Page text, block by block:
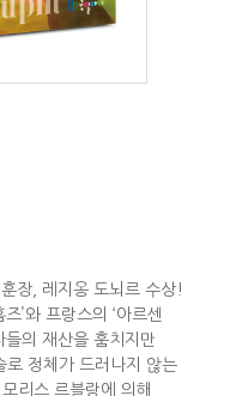
장, 레지옹 도뇌르 수상!
’와 프랑스의 ‘아르센
들의 재산을 훔치지만
로 정체가 드러나지 않는
리스 르블랑에 의해